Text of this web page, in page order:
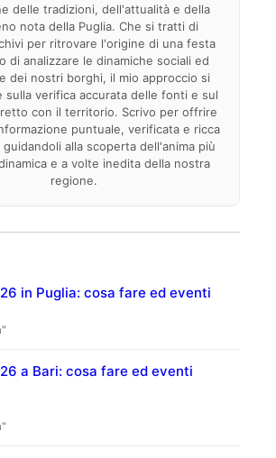
delle tradizioni, dell'attualità e della
nota della Puglia. Che si tratti di
per ritrovare l'origine di una festa
di analizzare le dinamiche sociali ed
dei nostri borghi, il mio approccio si
sulla verifica accurata delle fonti e sul
con il territorio. Scrivo per offrire
puntuale, verificata e ricca
alla scoperta dell'anima più
e a volte inedita della nostra
regione.
in Puglia: cosa fare ed eventi
a Bari: cosa fare ed eventi